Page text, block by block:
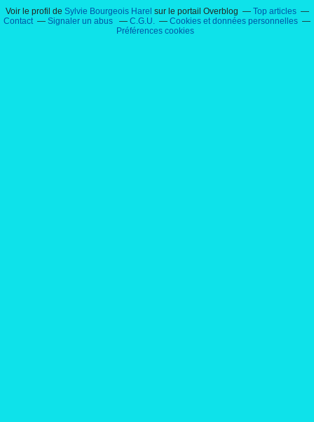
pampelonne plage nioulargue decolmont danielcremieux
richardpoppitti écrivain
Voir le profil de Sylvie Bourgeois Harel sur le portail Overblog
Top articles
Contact
Signaler un abus C.G.U.
Cookies et données personnelles
Préférences cookies